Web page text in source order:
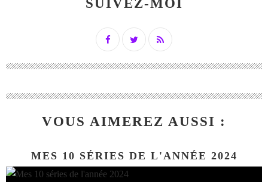
SUIVEZ-MOI
VOUS AIMEREZ AUSSI :
MES 10 SÉRIES DE L'ANNÉE 2024